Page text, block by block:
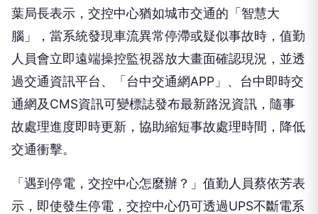
葉局長表示，交控中心猶如城市交通的「智慧大
腦」，當系統發現車流異常停滯或疑似事故時，值勤
人員會立即遠端操控監視器放大畫面確認現況，並透
過交通資訊平台、「台中交通網APP」、台中即時交
通網及CMS資訊可變標誌發布最新路況資訊，隨事
故處理進度即時更新，協助縮短事故處理時間，降低
交通衝擊。
「遇到停電，交控中心怎麼辦？」值勤人員蔡依芳表
示，即使發生停電，交控中心仍可透過UPS不斷電系